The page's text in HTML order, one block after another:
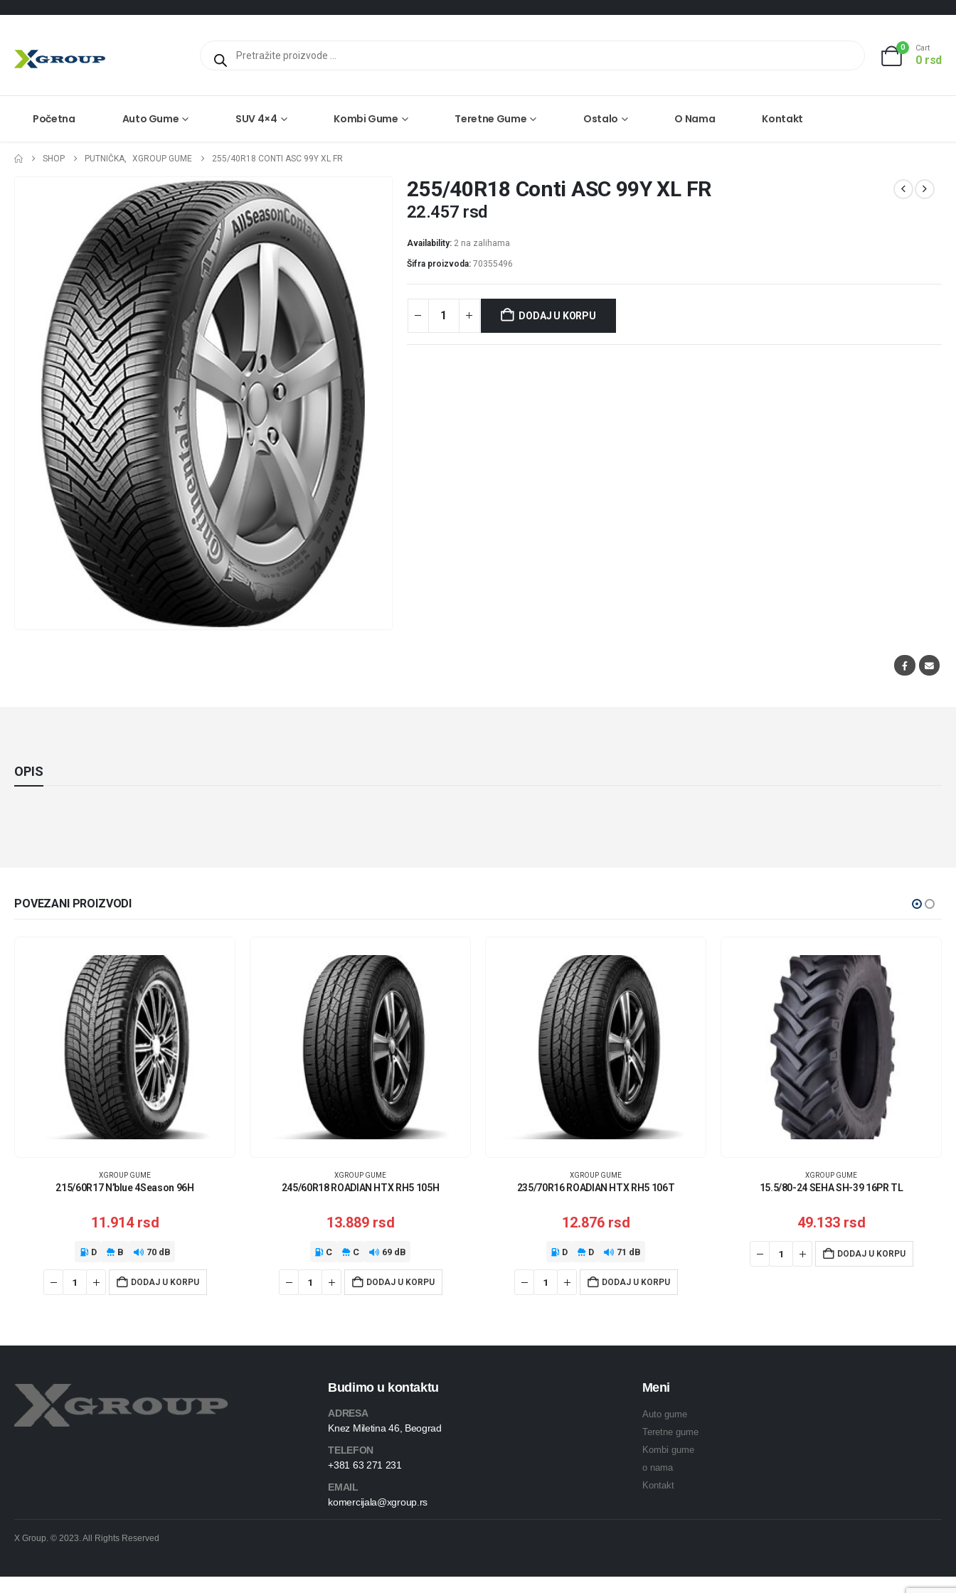
search
0 Cart
0 rsd
Početna Auto Gume SUV 4×4 Kombi Gume Teretne Gume Ostalo O Nama Kontakt
SHOP PUTNIČKA, XGROUP GUME 255/40R18 CONTI ASC 99Y XL FR
255/40R18 Conti ASC 99Y XL FR
22.457 rsd
Availability: 2 na zalihama
Šifra proizvoda: 70355496
DODAJ U KORPU
OPIS
POVEZANI PROIZVODI
XGROUP GUME
215/60R17 N’blue 4Season 96H
11.914 rsd
D B 70 dB
DODAJ U KORPU
XGROUP GUME
245/60R18 ROADIAN HTX RH5 105H
13.889 rsd
C C 69 dB
DODAJ U KORPU
XGROUP GUME
235/70R16 ROADIAN HTX RH5 106T
12.876 rsd
D D 71 dB
DODAJ U KORPU
XGROUP GUME
15.5/80-24 SEHA SH-39 16PR TL
49.133 rsd
DODAJ U KORPU
Budimo u kontaktu
ADRESA
Knez Miletina 46, Beograd
TELEFON
+381 63 271 231
EMAIL
komercijala@xgroup.rs
Meni
Auto gume
Teretne gume
Kombi gume
o nama
Kontakt
X Group. © 2023. All Rights Reserved